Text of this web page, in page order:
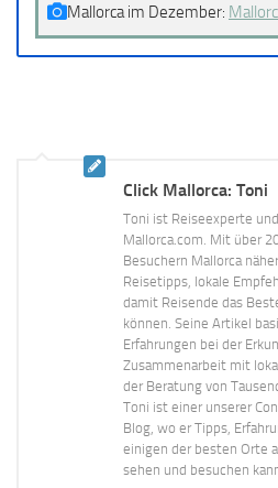
Mallorca im Dezember:
Click Mallorca: Toni
Toni ist Reiseexperte
Mallorca.com. Mit über
Besuchern Mallorca
Reisetipps, lokale
damit Reisende das
können. Seine Artikel
Erfahrungen bei der
Zusammenarbeit mit
der Beratung von
Toni ist einer unserer
Blog, wo er Tipps,
einigen der besten Orte
sehen und besuchen